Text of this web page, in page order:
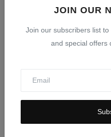
JOIN OUR
Join our subscribers list
and special offers